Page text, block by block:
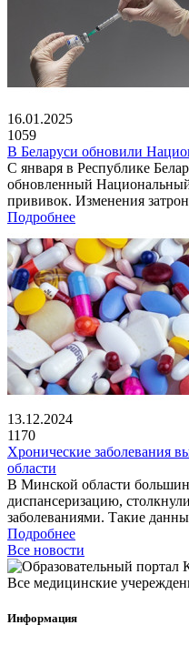
16.01.2025
1059
В Беларуси обновили
С января в Республике
обновленный
прививок. Изменения
Подробнее
13.12.2024
1170
Хронические заболевания
области
В Минской области
диспансеризацию,
заболеваниями. Такие
Подробнее
Все новости
Все медицинские
Информация